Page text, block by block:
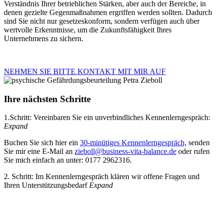
Verständnis Ihrer betrieblichen Stärken, aber auch der Bereiche, in
denen gezielte Gegenmaßnahmen ergriffen werden sollten. Dadurch
sind Sie nicht nur gesetzeskonform, sondern verfügen auch über
wertvolle Erkenntnisse, um die Zukunftsfähigkeit Ihres
Unternehmens zu sichern.
NEHMEN SIE BITTE KONTAKT MIT MIR AUF
Ihre nächsten Schritte
1.Schritt: Vereinbaren Sie ein unverbindliches Kennenlerngespräch:
Expand
Buchen Sie sich hier ein 30-minütiges Kennenlerngespräch, senden
Sie mir eine E-Mail an zieboll@business-vita-balance.de oder rufen
Sie mich einfach an unter: 0177 2962316.
2. Schritt: Im Kennenlerngespräch klären wir offene Fragen und
Ihren Unterstützungsbedarf Expand